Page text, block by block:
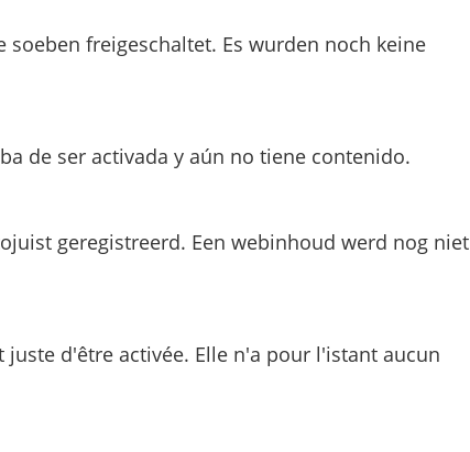
soeben freigeschaltet. Es wurden noch keine
de ser activada y aún no tiene contenido.
geregistreerd. Een webinhoud werd nog niet
juste d'être activée. Elle n'a pour l'istant aucun